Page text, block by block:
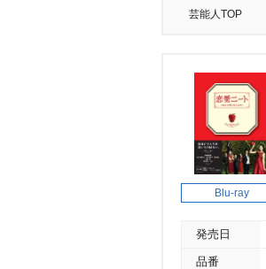
芸能人TOP
Blu-ray
発売日
品番